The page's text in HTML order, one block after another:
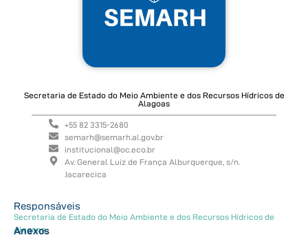
Secretaria de Estado do Meio Ambiente e dos Recursos Hídricos de
Alagoas
+55 82 3315-2680
semarh@semarh.al.gov.br
institucional@oc.eco.br
Av. General Luiz de França Alburquerque, s/n.
Jacarecica
Responsáveis
Secretaria de Estado do Meio Ambiente e dos Recursos Hídricos de
Alagoas
Anexos